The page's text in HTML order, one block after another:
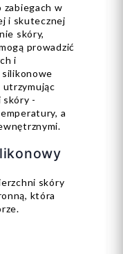
zabiegach w
i skutecznej
skóry,
prowadzić
i
utrzymując
skóry -
a
skóry
która